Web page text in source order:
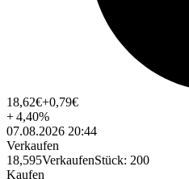
18,62€+0,79€
+4,40%
07.08.2026 20:44
Verkaufen
18,595VerkaufenStück: 200
Kaufen